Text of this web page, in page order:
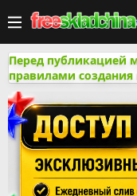
Перед публикацией
правилами